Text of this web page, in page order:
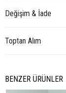
Değişim & İade
Toptan Alım
BENZER ÜRÜNLER